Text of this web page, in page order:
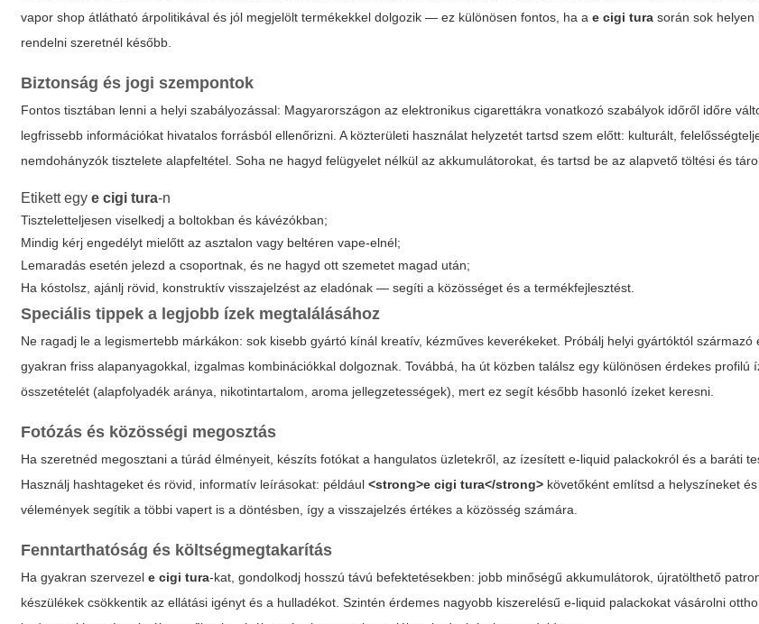
vapor shop átlátható árpolitikával és jól megjelölt termékekkel dolgozik — ez különösen fontos, ha ae cigi tura során sok helyen
rendelni szeretnél később.
Biztonság és jogi szempontok
Fontos tisztában lenni a helyi szabályozással: Magyarországon az elektronikus cigarettákra vonatkozó szabályok időről időre
legfrissebb információkat hivatalos forrásból ellenőrizni. A közterületi használat helyzetét tartsd szem előtt: kulturált,
nemdohányzók tisztelete alapfeltétel. Soha ne hagyd felügyelet nélkül az akkumulátorokat, és tartsd be az alapvető töltési és
Etikett egye cigi tura-n
Tiszteletteljesen viselkedj a boltokban és kávézókban;
Mindig kérj engedélyt mielőtt az asztalon vagy beltéren vape-elnél;
Lemaradás esetén jelezd a csoportnak, és ne hagyd ott szemetet magad után;
Ha kóstolsz, ajánlj rövid, konstruktív visszajelzést az eladónak — segíti a közösséget és a termékfejlesztést.
Speciális tippek a legjobb ízek megtalálásához
Ne ragadj le a legismertebb márkákon: sok kisebb gyártó kínál kreatív, kézműves keverékeket. Próbálj helyi gyártóktól
gyakran friss alapanyagokkal, izgalmas kombinációkkal dolgoznak. Továbbá, ha út közben találsz egy különösen érdekes profilú
összetételét (alapfolyadék aránya, nikotintartalom, aroma jellegzetességek), mert ez segít később hasonló ízeket keresni.
Fotózás és közösségi megosztás
Ha szeretnéd megosztani a túrád élményeit, készíts fotókat a hangulatos üzletekről, az ízesített e-liquid palackokról és a baráti
Használj hashtageket és rövid, informatív leírásokat: például<strong>e cigi tura</strong> követőként említsd a helyszíneket
vélemények segítik a többi vapert is a döntésben, így a visszajelzés értékes a közösség számára.
Fenntarthatóság és költségmegtakarítás
Ha gyakran szervezele cigi tura-kat, gondolkodj hosszú távú befektetésekben: jobb minőségű akkumulátorok, újratölthető
készülékek csökkentik az ellátási igényt és a hulladékot. Szintén érdemes nagyobb kiszerelésű e-liquid palackokat vásárolni